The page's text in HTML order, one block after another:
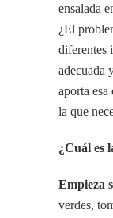
ensalada
¿El
diferentes
adecuada
aporta esa
la que
¿Cuál es
Empieza
verdes,